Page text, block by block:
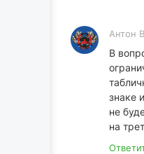
Антон
В
знаке
не
на